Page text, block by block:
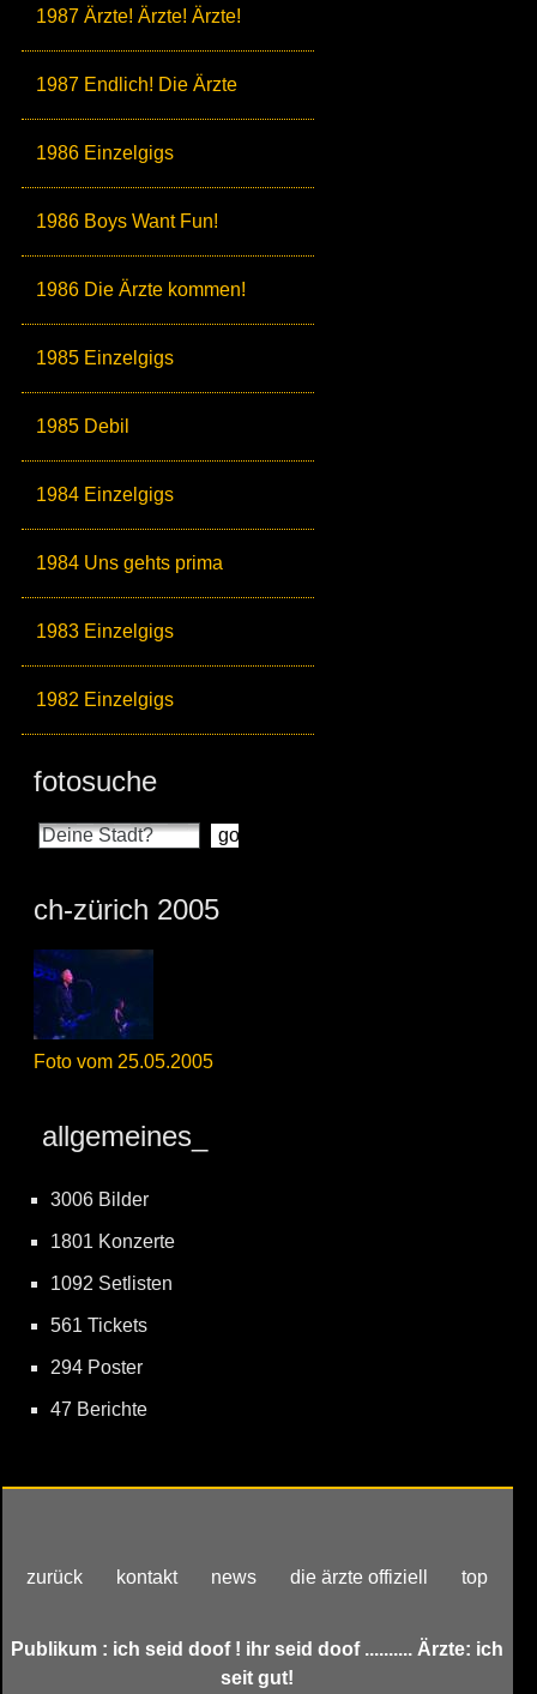
1987 Ärzte! Ärzte! Ärzte!
1987 Endlich! Die Ärzte
1986 Einzelgigs
1986 Boys Want Fun!
1986 Die Ärzte kommen!
1985 Einzelgigs
1985 Debil
1984 Einzelgigs
1984 Uns gehts prima
1983 Einzelgigs
1982 Einzelgigs
fotosuche
ch-zürich 2005
Foto vom 25.05.2005
allgemeines_
3006 Bilder
1801 Konzerte
1092 Setlisten
561 Tickets
294 Poster
47 Berichte
zurück kontakt news die ärzte offiziell top
Publikum : ich seid doof ! ihr seid doof .......... Ärzte: ich
seit gut!